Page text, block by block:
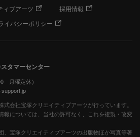
ィブアーツ
採用情報
イバシーポリシー
タマーセンター
月曜定休）
会社宝塚クリエイティブアーツが行っています。
報については、当社の許可なく、これを複製・改変
、宝塚クリエイティブアーツの出版物ほか写真等著